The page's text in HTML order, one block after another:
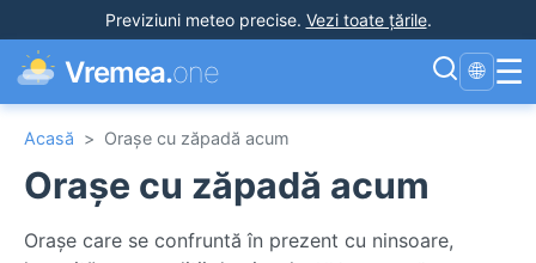
Previziuni meteo precise. Vezi toate țările.
Vremea.one 🌐 ☰
Acasă > Orașe cu zăpadă acum
Orașe cu zăpadă acum
Orașe care se confruntă în prezent cu ninsoare,